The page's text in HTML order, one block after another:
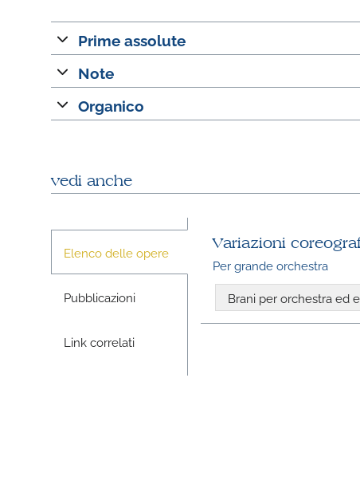
Prime assolute
Note
Organico
vedi anche
Elenco delle opere
Pubblicazioni
Link correlati
Variazioni
Per grande orchestra
Brani per orchestra ed